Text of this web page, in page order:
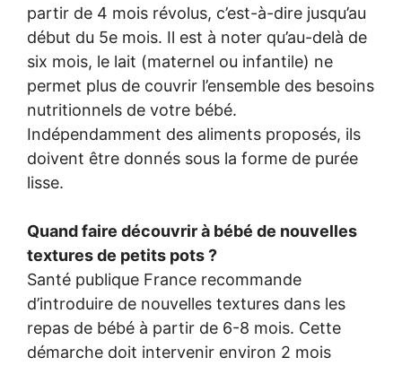
partir de 4 mois révolus, c’est-à-dire jusqu’au
début du 5e mois. Il est à noter qu’au-delà de
six mois, le lait (maternel ou infantile) ne
permet plus de couvrir l’ensemble des besoins
nutritionnels de votre bébé.
Indépendamment des aliments proposés, ils
doivent être donnés sous la forme de purée
lisse.
Quand faire découvrir à bébé de nouvelles
textures de petits pots ?
Santé publique France recommande
d’introduire de nouvelles textures dans les
repas de bébé à partir de 6-8 mois. Cette
démarche doit intervenir environ 2 mois